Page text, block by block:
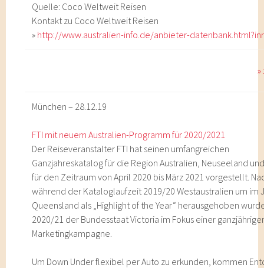
Quelle: Coco Weltweit Reisen
Kontakt zu Coco Weltweit Reisen
» http://www.australien-info.de/anbieter-
München – 28.12.19
FTI mit neuem Australien-Programm für 2020/2021
Der Reiseveranstalter FTI hat seinen umfangreichen
Ganzjahreskatalog für die Region Australien, Neuseeland
für den Zeitraum von April 2020 bis März 2021 vorgestellt.
während der Kataloglaufzeit 2019/20 Westaustralien um im
Queensland als „Highlight of the Year“ herausgehoben
2020/21 der Bundesstaat Victoria im Fokus einer
Marketingkampagne.
Um Down Under flexibel per Auto zu erkunden, kommen